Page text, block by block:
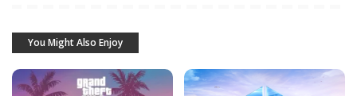
You Might Also Enjoy